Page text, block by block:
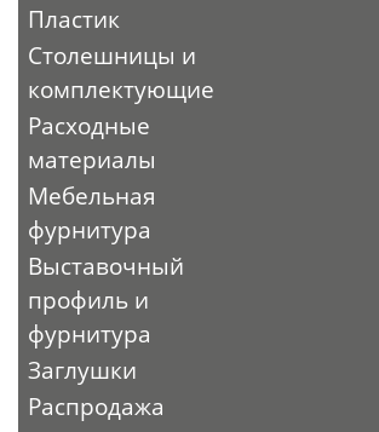
Пластик
Столешницы и
комплектующие
Расходные
материалы
Мебельная
фурнитура
Выставочный
профиль и
фурнитура
Заглушки
Распродажа